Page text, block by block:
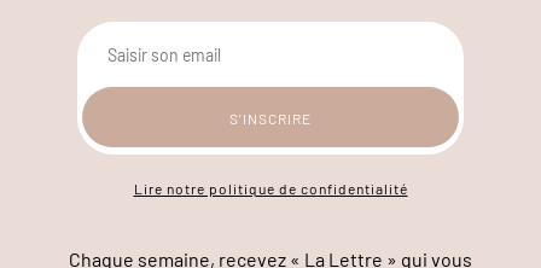
Lire notre politique de confidentialité
Chaque semaine, recevez « La Lettre » qui vous